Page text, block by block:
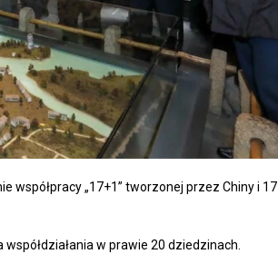
współpracy „17+1” tworzonej przez Chiny i 17
w prawie 20 dziedzinach.